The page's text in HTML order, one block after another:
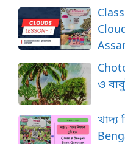
ও
খাদ্য